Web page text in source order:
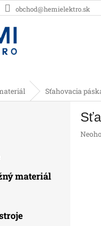
obchod@hemielektro.sk
Sťahovacia
materiál